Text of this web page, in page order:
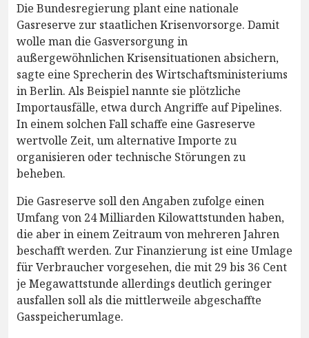
Die Bundesregierung plant eine nationale
Gasreserve zur staatlichen Krisenvorsorge. Damit
wolle man die Gasversorgung in
außergewöhnlichen Krisensituationen absichern,
sagte eine Sprecherin des Wirtschaftsministeriums
in Berlin. Als Beispiel nannte sie plötzliche
Importausfälle, etwa durch Angriffe auf Pipelines.
In einem solchen Fall schaffe eine Gasreserve
wertvolle Zeit, um alternative Importe zu
organisieren oder technische Störungen zu
beheben.
Die Gasreserve soll den Angaben zufolge einen
Umfang von 24 Milliarden Kilowattstunden haben,
die aber in einem Zeitraum von mehreren Jahren
beschafft werden. Zur Finanzierung ist eine Umlage
für Verbraucher vorgesehen, die mit 29 bis 36 Cent
je Megawattstunde allerdings deutlich geringer
ausfallen soll als die mittlerweile abgeschaffte
Gasspeicherumlage.